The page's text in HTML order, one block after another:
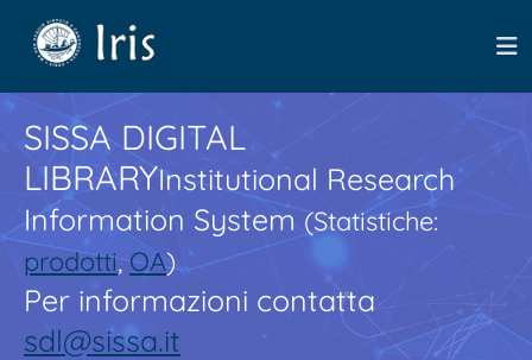
SISSA DIGITAL
LIBRARYInstitutional Research
Information System(Statistiche:
prodotti,OA)
Per informazioni contatta
sdl@sissa.it